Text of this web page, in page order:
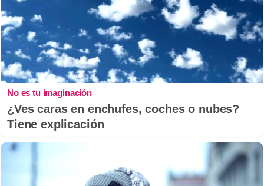
No es tu imaginación
¿Ves caras en enchufes, coches o nubes?
Tiene explicación